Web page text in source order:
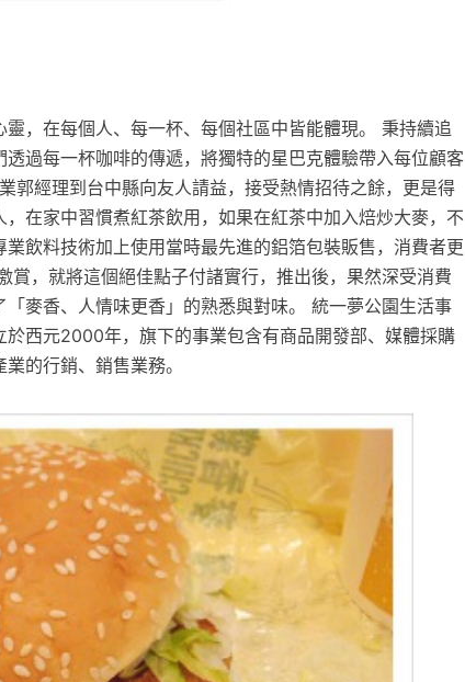
，在每個人、每一杯、每個社區中皆能體現。 秉持續追
過每一杯咖啡的傳遞，將獨特的星巴克體驗帶入每位顧客
郭經理到台中縣向友人請益，接受熱情招待之餘，更是得
在家中習慣煮紅茶飲用，如果在紅茶中加入焙炒大麥，不
飲料技術加上使用當時最先進的鋁箔包裝販售，消費者更
賞，就將這個絕佳點子付諸實行，推出後，果然深受消費
麥香、人情味更香」的熟悉與對味。 統一夢公園生活事
西元2000年，旗下的事業包含有商品開發部、媒體採購
的行銷、銷售業務。